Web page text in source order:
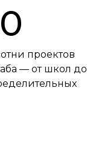
проектов
— от школ до